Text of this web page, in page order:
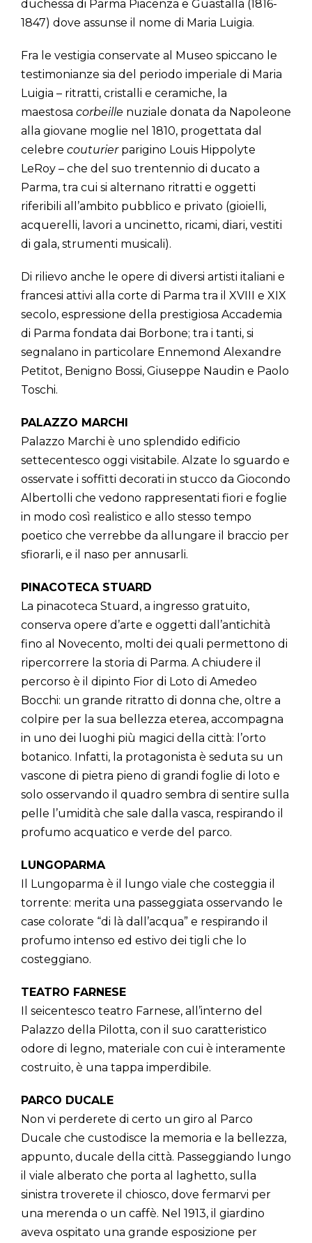
duchessa di Parma Piacenza e Guastalla (1816-
1847) dove assunse il nome di Maria Luigia.
Fra le vestigia conservate al Museo spiccano le
testimonianze sia del periodo imperiale di Maria
Luigia – ritratti, cristalli e ceramiche, la
maestosa corbeille nuziale donata da Napoleone
alla giovane moglie nel 1810, progettata dal
celebre couturierparigino Louis Hippolyte
LeRoy – che del suo trentennio di ducato a
Parma, tra cui si alternano ritratti e oggetti
riferibili all’ambito pubblico e privato (gioielli,
acquerelli, lavori a uncinetto, ricami, diari, vestiti
di gala, strumenti musicali).
Di rilievo anche le opere di diversi artisti italiani e
francesi attivi alla corte di Parma tra il XVIII e XIX
secolo, espressione della prestigiosa Accademia
di Parma fondata dai Borbone; tra i tanti, si
segnalano in particolare Ennemond Alexandre
Petitot, Benigno Bossi, Giuseppe Naudin e Paolo
Toschi.
PALAZZO MARCHI
Palazzo Marchi è uno splendido edificio
settecentesco oggi visitabile. Alzate lo sguardo e
osservate i soffitti decorati in stucco da Giocondo
Albertolli che vedono rappresentati fiori e foglie
in modo così realistico e allo stesso tempo
poetico che verrebbe da allungare il braccio per
sfiorarli, e il naso per annusarli.
PINACOTECA STUARD
La pinacoteca Stuard, a ingresso gratuito,
conserva opere d’arte e oggetti dall’antichità
fino al Novecento, molti dei quali permettono di
ripercorrere la storia di Parma. A chiudere il
percorso è il dipinto Fior di Loto di Amedeo
Bocchi: un grande ritratto di donna che, oltre a
colpire per la sua bellezza eterea, accompagna
in uno dei luoghi più magici della città: l’orto
botanico. Infatti, la protagonista è seduta su un
vascone di pietra pieno di grandi foglie di loto e
solo osservando il quadro sembra di sentire sulla
pelle l’umidità che sale dalla vasca, respirando il
profumo acquatico e verde del parco.
LUNGOPARMA
Il Lungoparma è il lungo viale che costeggia il
torrente: merita una passeggiata osservando le
case colorate “di là dall’acqua” e respirando il
profumo intenso ed estivo dei tigli che lo
costeggiano.
TEATRO FARNESE
Il seicentesco teatro Farnese, all’interno del
Palazzo della Pilotta, con il suo caratteristico
odore di legno, materiale con cui è interamente
costruito, è una tappa imperdibile.
PARCO DUCALE
Non vi perderete di certo un giro al Parco
Ducale che custodisce la memoria e la bellezza,
appunto, ducale della città. Passeggiando lungo
il viale alberato che porta al laghetto, sulla
sinistra troverete il chiosco, dove fermarvi per
una merenda o un caffè. Nel 1913, il giardino
aveva ospitato una grande esposizione per